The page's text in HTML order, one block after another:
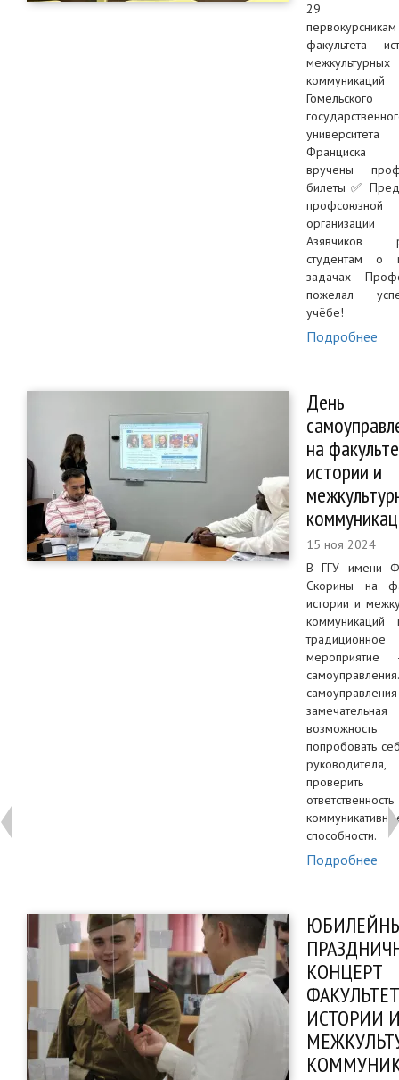
29
первокурсникам
факультета
межкультурных
коммуникаций
Гомельского
Франциска
вручены
билеты ✅
профсоюзной
Азявчиков
студентам о
задачах
пожелал
учёбе!
Подробнее
День
на
истории и
15 ноя 2024
В ГГУ имени
Скорины на
истории и
коммуникаций
традиционное
замечательная
возможность
попробовать
способности.
Подробнее
КОНЦЕРТ
ИСТОРИИ